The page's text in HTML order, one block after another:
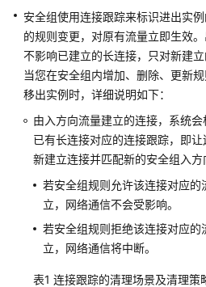
组
关
联
的
实
安
全
组
迁
示
例
安全组使用连接跟踪来标识进出实
的规则变更，对原有流量立即生效
不影响已建立的长连接，只对新建立
当您在安全组内增加、删除、更新
移出实例时，详细说明如下：
由入方向流量建立的连接，系统会
已有长连接对应的连接跟踪，即
新建立连接并匹配新的安全组入方
若安全组规则允许该连接对应
立，网络通信不会受影响。
若安全组规则拒绝该连接对应
立，网络通信将中断。
表1 连接跟踪的清理场景及清理策